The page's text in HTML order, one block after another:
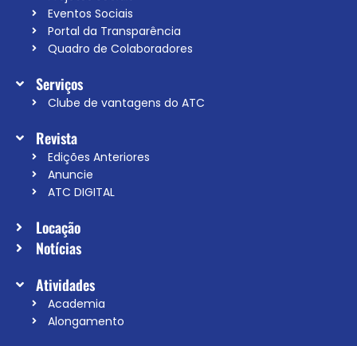
Eventos Sociais
Portal da Transparência
Quadro de Colaboradores
Serviços
Clube de vantagens do ATC
Revista
Edições Anteriores
Anuncie
ATC DIGITAL
Locação
Notícias
Atividades
Academia
Alongamento